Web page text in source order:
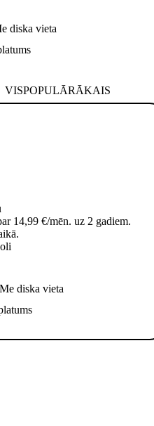
diska vieta
VISPOPULĀRĀKAIS
14,99 €/mēn. uz 2 gadiem.
diska vieta